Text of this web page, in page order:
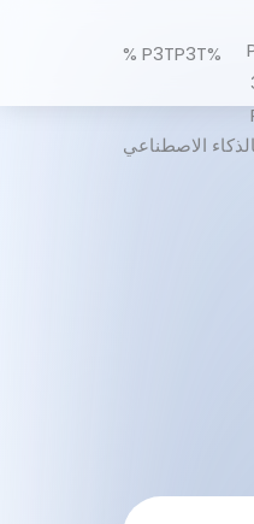
%P3TP3T %
الاصطناعي